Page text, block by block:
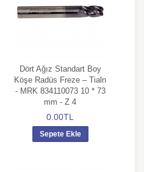
Dört Ağız Standart Boy
Köşe Radüs Freze – Tialn
- MRK 834110073 10 * 73
mm - Z 4
0.00TL
Sepete Ekle